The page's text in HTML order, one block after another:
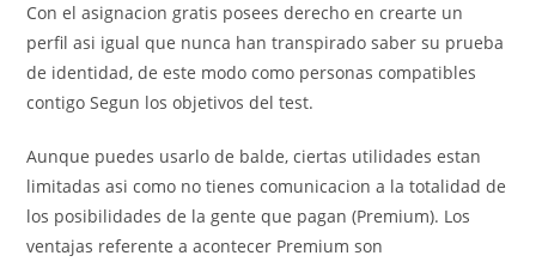
Con el asignacion gratis posees derecho en crearte un
perfil asi­ igual que nunca han transpirado saber su prueba
de identidad, de este modo como personas compatibles
contigo Segun los objetivos del test.
Aunque puedes usarlo de balde, ciertas utilidades estan
limitadas asi­ como no tienes comunicacion a la totalidad de
los posibilidades de la gente que pagan (Premium). Los
ventajas referente a acontecer Premium son